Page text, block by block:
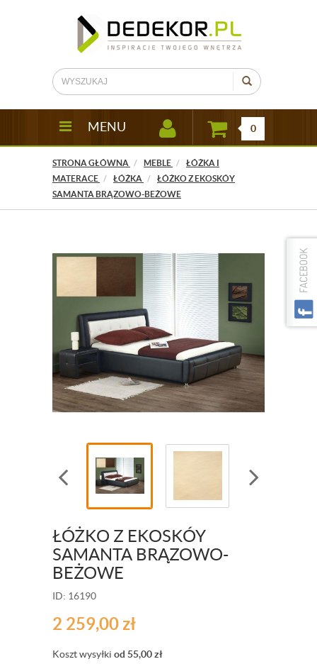
MENU 0
STRONA GŁÓWNA MEBLE
ŁÓŻKA I
MATERACE
ŁÓŻKA
ŁÓŻKO Z EKOSKÓY
SAMANTA BRĄZOWO-BEŻOWE
ŁÓŻKO Z EKOSKÓY
SAMANTA BRĄZOWO-
BEŻOWE
ID: 16190
2 259,00zł
Koszt wysyłki od 55,00zł